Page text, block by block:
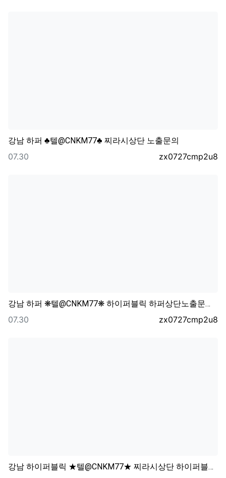
강남 하퍼 ♣텔@CNKM77♣ 찌라시상단 노출문의
등록자
zx0727cmp2u8
등록일
07.30
강남 하퍼 ❋텔@CNKM77❋ 하이퍼블릭 하퍼상단노출문…
등록자
zx0727cmp2u8
등록일
07.30
강남 하이퍼블릭 ★텔@CNKM77★ 찌라시상단 하이퍼블…